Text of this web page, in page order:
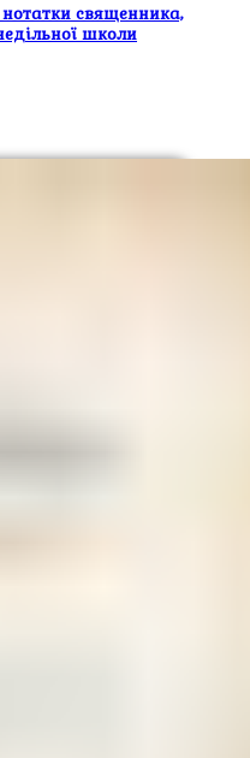
священника,
школи